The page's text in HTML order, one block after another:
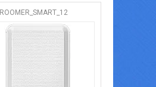
ROOMER_SMART_12